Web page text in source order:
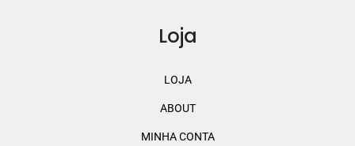
Loja
LOJA
ABOUT
MINHA CONTA